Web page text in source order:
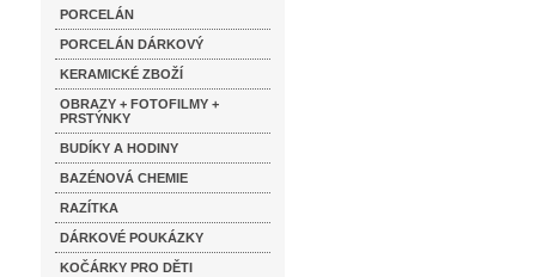
PORCELÁN
PORCELÁN DÁRKOVÝ
KERAMICKÉ ZBOŽÍ
OBRAZY + FOTOFILMY +
PRSTÝNKY
BUDÍKY A HODINY
BAZÉNOVÁ CHEMIE
RAZÍTKA
DÁRKOVÉ POUKÁZKY
KOČÁRKY PRO DĚTI